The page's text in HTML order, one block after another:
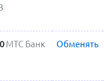
МТС Банк
Обменять